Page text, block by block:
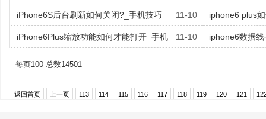
iPhone6S后台刷新如何关闭?_手机技巧 11-10 iphone6 plus
iPhone6Plus缩放功能如何才能打开_手机 11-10 iphone6数据
每页100 总数14501
返回首页 上一页 113 114 115 116 117 118 119 120 121